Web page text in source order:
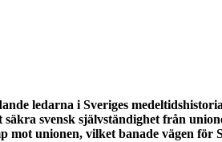
ledarna i Sveriges
säkra svensk självständighet från
unionen, vilket banade vägen för